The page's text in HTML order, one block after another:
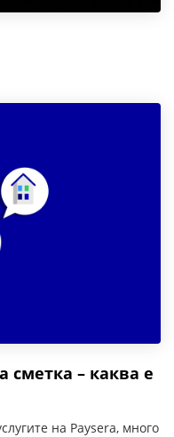
сметка – каква е
на Paysera, много